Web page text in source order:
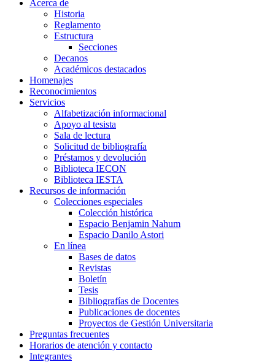
Acerca de
Historia
Reglamento
Estructura
Secciones
Decanos
Académicos destacados
Homenajes
Reconocimientos
Servicios
Alfabetización informacional
Apoyo al tesista
Sala de lectura
Solicitud de bibliografía
Préstamos y devolución
Biblioteca IECON
Biblioteca IESTA
Recursos de información
Colecciones especiales
Colección histórica
Espacio Benjamin Nahum
Espacio Danilo Astori
En línea
Bases de datos
Revistas
Boletín
Tesis
Bibliografías de Docentes
Publicaciones de docentes
Proyectos de Gestión Universitaria
Preguntas frecuentes
Horarios de atención y contacto
Integrantes